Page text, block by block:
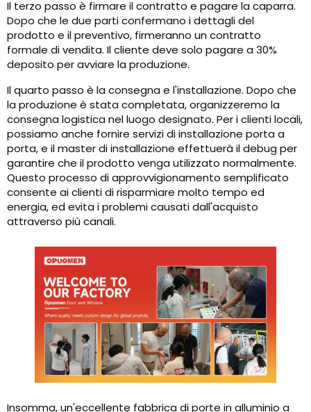
Il terzo passo è firmare il contratto e pagare la caparra.
Dopo che le due parti confermano i dettagli del
prodotto e il preventivo, firmeranno un contratto
formale di vendita. Il cliente deve solo pagare a 30%
deposito per avviare la produzione.
Il quarto passo è la consegna e l'installazione. Dopo che
la produzione è stata completata, organizzeremo la
consegna logistica nel luogo designato. Per i clienti locali,
possiamo anche fornire servizi di installazione porta a
porta, e il master di installazione effettuerà il debug per
garantire che il prodotto venga utilizzato normalmente.
Questo processo di approvvigionamento semplificato
consente ai clienti di risparmiare molto tempo ed
energia, ed evita i problemi causati dall'acquisto
attraverso più canali.
Insomma, un'eccellente fabbrica di porte in alluminio a